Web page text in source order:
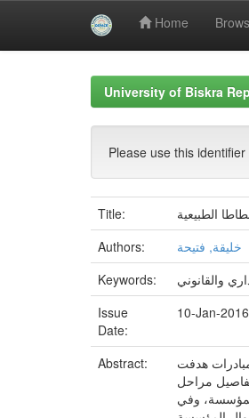
Home
University of Biskra
Please use this
Title:
الطبيعية
Authors:
خليقة, فتيحة
Keywords:
Issue
Date:
10-Jan-2016
Abstract:
هدفت
مراحل
وفي